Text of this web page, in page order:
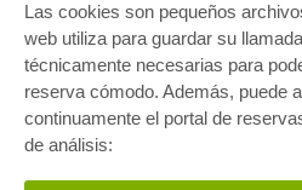
Las cookies son pequeños
web utiliza para guardar su
técnicamente necesarias para
reserva cómodo. Además, puede
continuamente el portal de
de análisis:
TIENDA ONLINE
Todos los autores
Las devoluciones
Condiciones